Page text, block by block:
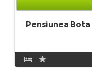
Pensiunea Bota